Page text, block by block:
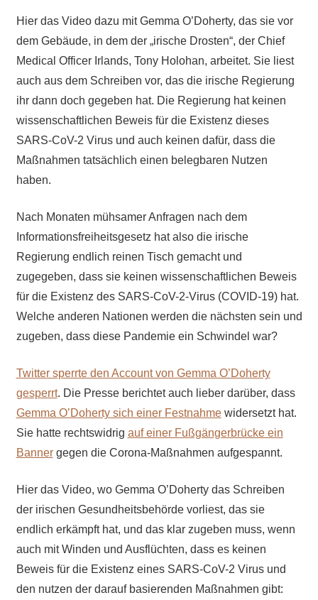
Hier das Video dazu mit Gemma O’Doherty, das sie vor
dem Gebäude, in dem der „irische Drosten“, der Chief
Medical Officer Irlands, Tony Holohan, arbeitet. Sie liest
auch aus dem Schreiben vor, das die irische Regierung
ihr dann doch gegeben hat. Die Regierung hat keinen
wissenschaftlichen Beweis für die Existenz dieses
SARS-CoV-2 Virus und auch keinen dafür, dass die
Maßnahmen tatsächlich einen belegbaren Nutzen
haben.
Nach Monaten mühsamer Anfragen nach dem
Informationsfreiheitsgesetz hat also die irische
Regierung endlich reinen Tisch gemacht und
zugegeben, dass sie keinen wissenschaftlichen Beweis
für die Existenz des SARS-CoV-2-Virus (COVID-19) hat.
Welche anderen Nationen werden die nächsten sein und
zugeben, dass diese Pandemie ein Schwindel war?
Twitter sperrte den Account von Gemma O’Doherty
gesperrt. Die Presse berichtet auch lieber darüber, dass
Gemma O’Doherty sich einer Festnahmewidersetzt hat.
Sie hatte rechtswidrig auf einer Fußgängerbrücke ein
Bannergegen die Corona-Maßnahmen aufgespannt.
Hier das Video, wo Gemma O’Doherty das Schreiben
der irischen Gesundheitsbehörde vorliest, das sie
endlich erkämpft hat, und das klar zugeben muss, wenn
auch mit Winden und Ausflüchten, dass es keinen
Beweis für die Existenz eines SARS-CoV-2 Virus und
den nutzen der darauf basierenden Maßnahmen gibt: